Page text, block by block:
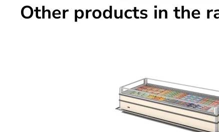
Other products in the